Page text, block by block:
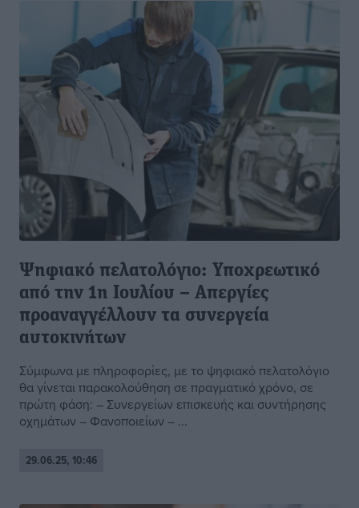
Ψηφιακό πελατολόγιο: Υποχρεωτικό
από την 1η Ιουλίου – Απεργίες
προαναγγέλλουν τα συνεργεία
αυτοκινήτων
Σύμφωνα με πληροφορίες, με το ψηφιακό πελατολόγιο
θα γίνεται παρακολούθηση σε πραγματικό χρόνο, σε
πρώτη φάση: – Συνεργείων επισκευής και συντήρησης
οχημάτων – Φανοποιείων – ...
29.06.25, 10:46